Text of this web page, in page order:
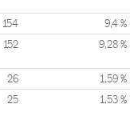
154 9,4 %
152 9,28 %
26 1,59 %
25 1,53 %